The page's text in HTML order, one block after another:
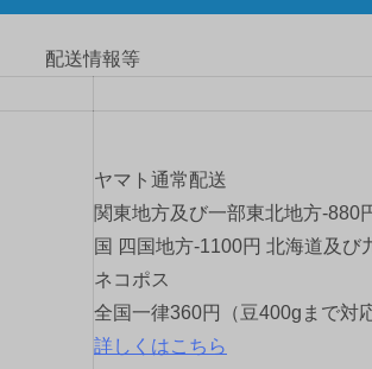
配送情報等
ヤマト通常配送
関東地方及び一部東北地方-880
国 四国地方-1100円 北海道及び
ネコポス
全国一律360円（豆400gまで対応
詳しくはこちら